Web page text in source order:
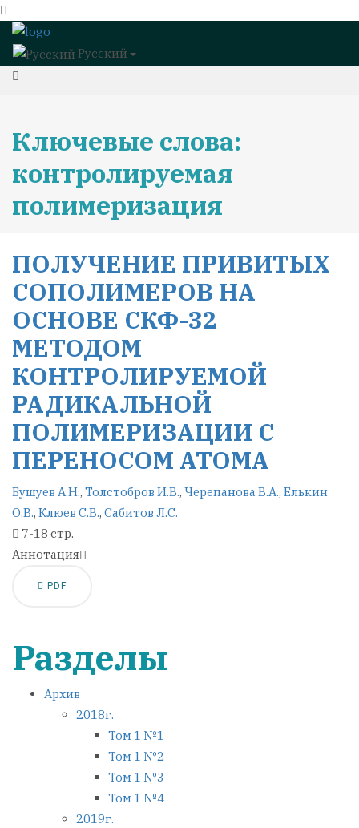
Русский
Ключевые слова:
контролируемая
полимеризация
ПОЛУЧЕНИЕ ПРИВИТЫХ
СОПОЛИМЕРОВ НА
ОСНОВЕ СКФ-32
МЕТОДОМ
КОНТРОЛИРУЕМОЙ
РАДИКАЛЬНОЙ
ПОЛИМЕРИЗАЦИИ С
ПЕРЕНОСОМ АТОМА
Бушуев А.Н., Толстобров И.В., Черепанова В.А., Елькин
О.В., Клюев С.В., Сабитов Л.С.
7-18 стр.
Аннотация
PDF
Разделы
Архив
2018г.
Том 1 №1
Том 1 №2
Том 1 №3
Том 1 №4
2019г.